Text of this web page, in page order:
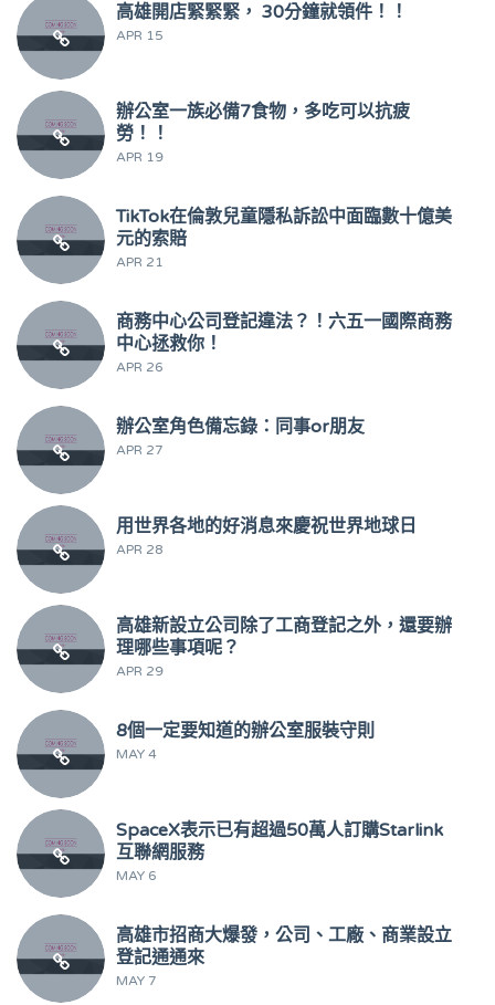
高雄開店緊緊緊， 30分鐘就領件！！
APR 15
辦公室一族必備7食物，多吃可以抗疲
勞！！
APR 19
TikTok在倫敦兒童隱私訴訟中面臨數十億美
元的索賠
APR 21
商務中心公司登記違法？！六五一國際商務
中心拯救你！
APR 26
辦公室角色備忘錄：同事or朋友
APR 27
用世界各地的好消息來慶祝世界地球日
APR 28
高雄新設立公司除了工商登記之外，還要辦
理哪些事項呢？
APR 29
8個一定要知道的辦公室服裝守則
MAY 4
SpaceX表示已有超過50萬人訂購Starlink
互聯網服務
MAY 6
高雄市招商大爆發，公司、工廠、商業設立
登記通通來
MAY 7